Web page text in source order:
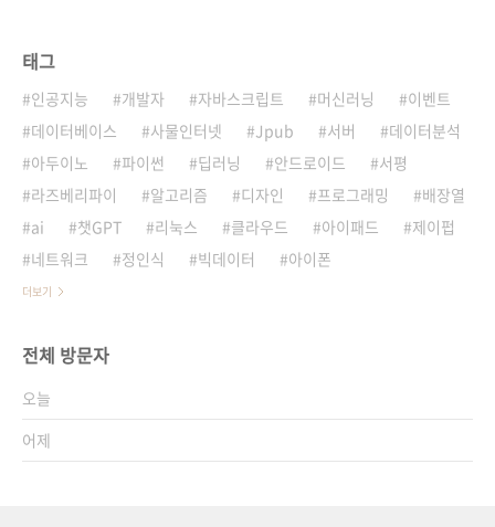
태그
인공지능 개발자 자바스크립트 머신러닝
이벤트
데이터베이스
사물인터넷 Jpub 서버
데이터분석
아두이노
파이썬 딥러닝 안드로이드
서평
라즈베리파이
알고리즘 디자인 프로그래밍
배장열
ai
챗GPT 리눅스 클라우드 아이패드
제이펍
네트워크
정인식 빅데이터 아이폰
더보기
전체 방문자
오늘
어제